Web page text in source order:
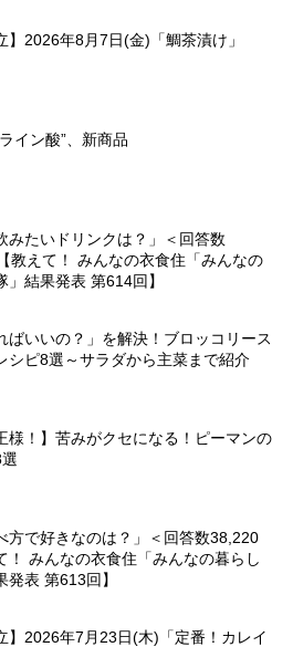
】2026年8月7日(金)「鯛茶漬け」
イン酸”、新商品
みたいドリンクは？」＜回答数
教えて！ みんなの衣食住「みんなの
」結果発表 第614回】
ばいいの？」を解決！ブロッコリース
シピ8選～サラダから主菜まで紹介
様！】苦みがクセになる！ピーマンの
方で好きなのは？」＜回答数38,220
！ みんなの衣食住「みんなの暮らし
発表 第613回】
】2026年7月23日(木)「定番！カレイ